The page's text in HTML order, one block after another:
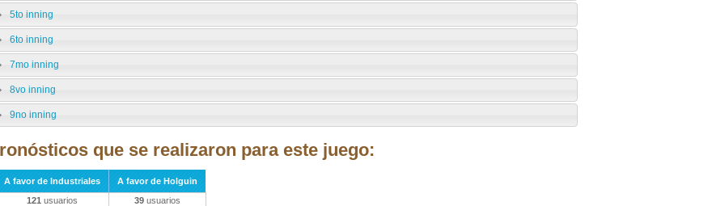
5to inning
6to inning
7mo inning
8vo inning
9no inning
que se realizaron para este juego:
A favor de Industriales
A favor de Holguin
121 usuarios 39 usuarios